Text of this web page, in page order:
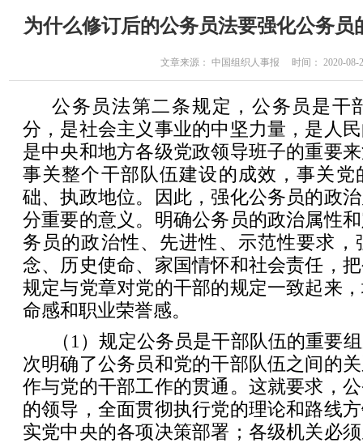
为什么修订后的公务员法要强化公务员
文章来源： 中国组织人事报 时间： 2020-08-
公务员法第二条规定，公务员是干
分，是社会主义事业的中坚力量，是人
是中央和地方各级党政领导班子的重要
事关整个干部队伍建设的成效，事关党
础、执政地位。因此，强化公务员的政
分重要的意义。明确公务员的政治属性
务员的政治性、先进性、示范性要求，
念、历史使命、家国情怀和社会责任，
规定与党章对党的干部的规定一致起来
命感和职业荣誉感。
（1）规定公务员是干部队伍的重要
次明确了公务员和党的干部队伍之间的
作与党的干部工作的贯通。这就要求，
的领导，全面贯彻执行党的理论和路线
实党中央的各项决策部署；各级机关必